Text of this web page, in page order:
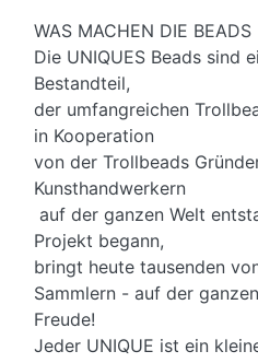
WAS MACHEN DIE
Die UNIQUES Beads sind
Bestandteil,
der umfangreichen
in Kooperation
von der Trollbeads
Kunsthandwerkern
auf der ganzen Welt
Projekt begann,
bringt heute tausenden
Sammlern - auf der
Freude!
Jeder UNIQUE ist ein